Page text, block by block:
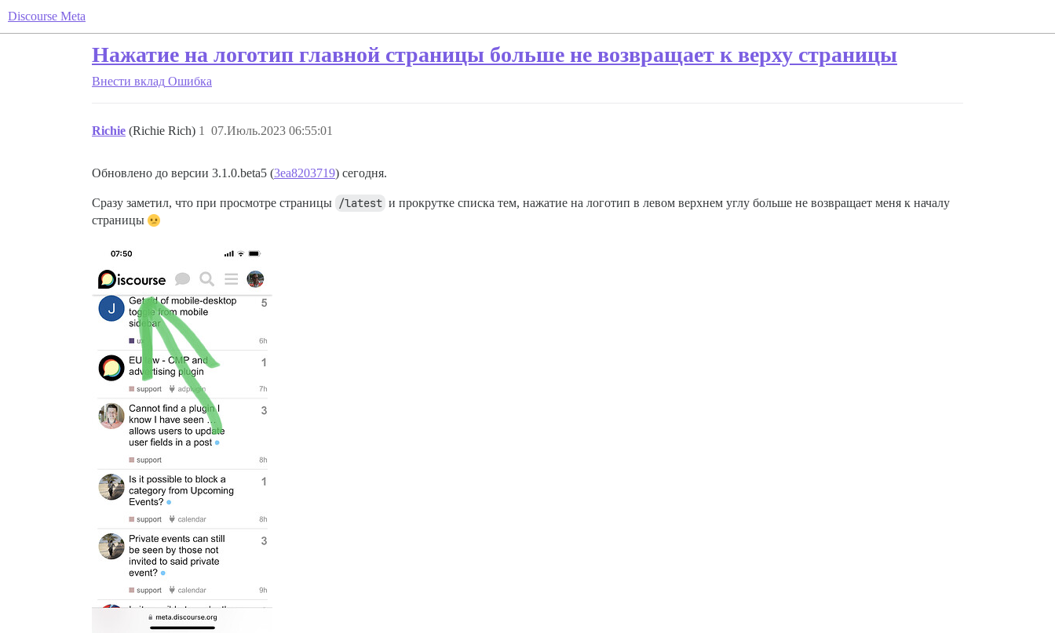
Discourse Meta
Нажатие на логотип главной страницы больше не возвращает к верху страницы
Внести вклад Ошибка
Richie (Richie Rich) 07.Июль.2023 06:55:01
1
Обновлено до версии 3.1.0.beta5 (3ea8203719) сегодня.
Сразу заметил, что при просмотре страницы /latest и прокрутке списка тем, нажатие на логотип в левом верхнем углу больше не возвращает меня к началу
страницы